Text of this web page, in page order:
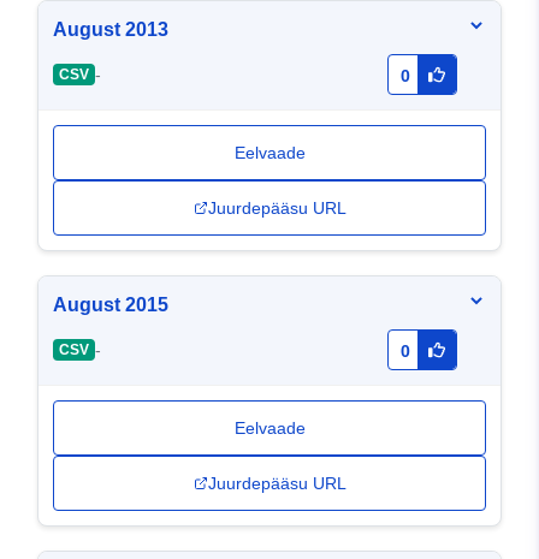
August 2013
CSV - 0
Eelvaade
Juurdepääsu URL
August 2015
CSV - 0
Eelvaade
Juurdepääsu URL